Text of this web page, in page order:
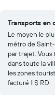
Transports en
Le moyen le
métro de
par trajet.
dans toute la
les zones
facturé 1 $ RD.